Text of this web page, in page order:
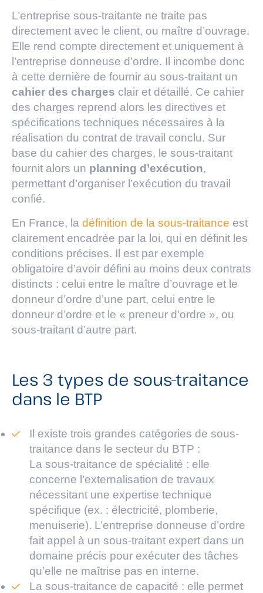
L’entreprise sous-traitante ne traite pas
directement avec le client, ou maître d’ouvrage.
Elle rend compte directement et uniquement à
l’entreprise donneuse d’ordre. Il incombe donc
à cette dernière de fournir au sous-traitant un
cahier des charges clair et détaillé. Ce cahier
des charges reprend alors les directives et
spécifications techniques nécessaires à la
réalisation du contrat de travail conclu. Sur
base du cahier des charges, le sous-traitant
fournit alors un planning d’exécution,
permettant d’organiser l’exécution du travail
confié.
En France, la définition de la sous-traitance est
clairement encadrée par la loi, qui en définit les
conditions précises. Il est par exemple
obligatoire d’avoir défini au moins deux contrats
distincts : celui entre le maître d’ouvrage et le
donneur d’ordre d’une part, celui entre le
donneur d’ordre et le « preneur d’ordre », ou
sous-traitant d’autre part.
Les 3 types de sous-traitance
dans le BTP
Il existe trois grandes catégories de sous-
traitance dans le secteur du BTP :
La sous-traitance de spécialité : elle
concerne l’externalisation de travaux
nécessitant une expertise technique
spécifique (ex. : électricité, plomberie,
menuiserie). L’entreprise donneuse d’ordre
fait appel à un sous-traitant expert dans un
domaine précis pour exécuter des tâches
qu’elle ne maîtrise pas en interne.
La sous-traitance de capacité : elle permet